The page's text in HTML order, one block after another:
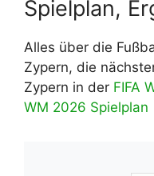
Spielplan,
Alles über die
Zypern, die
Zypern in der FIFA
WM 2026 Spielplan